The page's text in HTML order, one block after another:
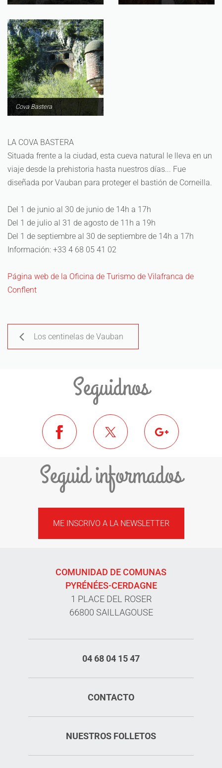
Cova Bastera
LA COVA BASTERA
Situada frente a la ciudad, esta cueva natural le lleva en un
viaje desde la prehistoria hasta nuestros días... Fue
diseñada por Vauban para proteger el bastión de Corneilla.
Del 1 de junio al 30 de junio de 14h a 17h
Del 1 de julio al 31 de agosto de 11h a 19h
Del 1 de septiembre al 30 de septiembre de 14h a 17h
Información: +33 4 68 05 41 02
Página web de la Oficina de Turismo de Vilafranca de
Conflent
Los centinelas de Vauban
Seguidnos
Seguid informados
ME INSCRIVO A LA NEWSLETTER
COMUNIDAD DE COMUNAS
PYRÉNÉES-CERDAGNE
1 PLACE DEL ROSER
66800 SAILLAGOUSE
04 68 04 15 47
CONTACTO
NUESTROS FOLLETOS